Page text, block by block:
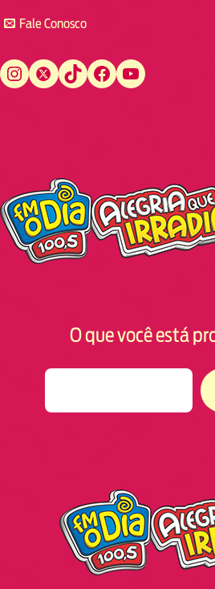
Fale Conosco
Instagram Twitter TikTok Facebook YouTube
O que você está